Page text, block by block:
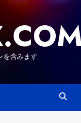
を含みます